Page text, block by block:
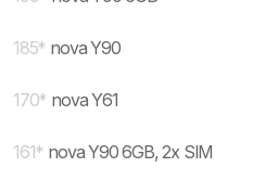
185* nova Y90
170* nova Y61
161* nova Y90 6GB, 2x SIM